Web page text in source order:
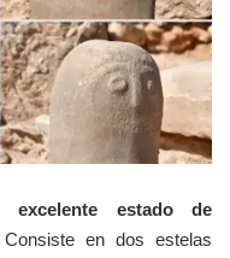
excelente estado de
en dos estelas